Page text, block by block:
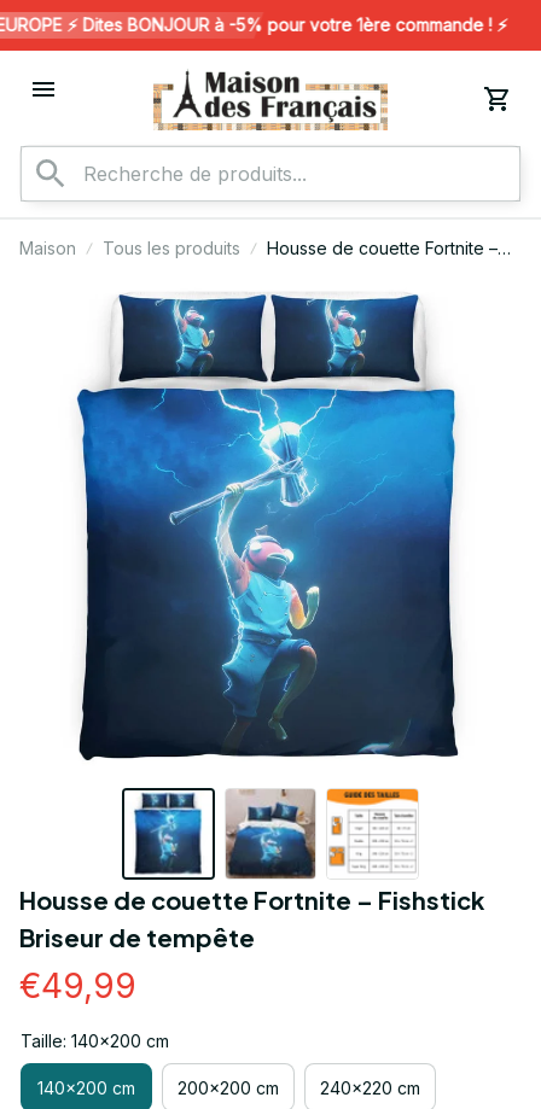
⚡️ Dites BONJOUR à -5% pour votre 1ère commande ! ⚡️
Maison Tous les produits
Housse de couette Fortnite –
Housse de couette Fortnite – Fishstick
Briseur de tempête
€49,99
Taille: 140x200 cm
140x200 cm 200x200 cm 240x220 cm